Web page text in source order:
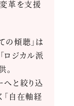
革を支援
の傾聴」は
ロジカル派
。
へと絞り込
自在軸経